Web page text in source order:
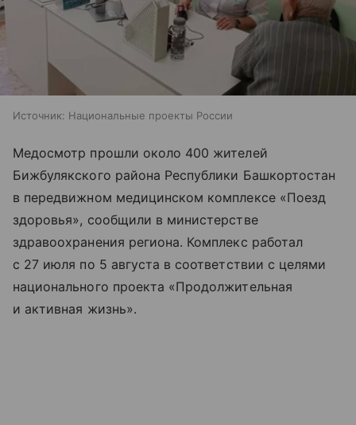
Источник: Национальные проекты России
Медосмотр прошли около 400 жителей
Бижбулякского района Республики Башкортостан
в передвижном медицинском комплексе «Поезд
здоровья», сообщили в министерстве
здравоохранения региона. Комплекс работал
с 27 июля по 5 августа в соответствии с целями
национального проекта «Продолжительная
и активная жизнь».